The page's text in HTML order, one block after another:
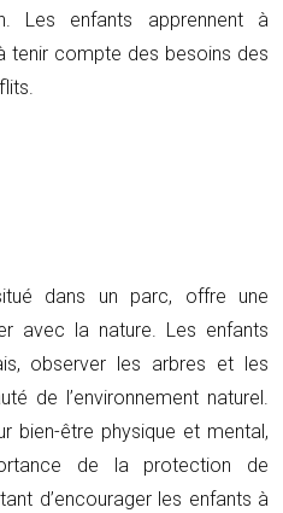
Les enfants apprennent à
tenir compte des besoins des
dans un parc, offre une
avec la nature. Les enfants
observer les arbres et les
de l’environnement naturel.
bien-être physique et mental,
de la protection de
d’encourager les enfants à